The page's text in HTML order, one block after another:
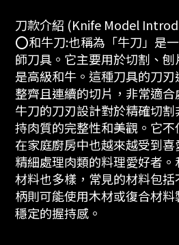
刀款介紹 (Knife Model
⭕️和牛刀:也稱為「牛刀」是
師刀具。它主要用於切割、
是高級和牛。這種刀具的刀
整齊且連續的切片，非常適
牛刀的刀刃設計對於精確切
持肉質的完整性和美觀。它不
在家庭廚房中也越來越受到
精細處理肉類的料理愛好者
材料也多樣，常見的材料包
柄則可能使用木材或復合材
穩定的握持感。